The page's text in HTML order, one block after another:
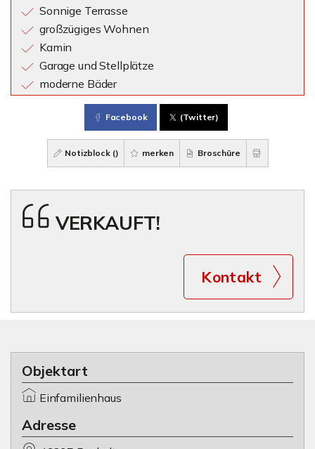
Sonnige Terrasse
großzügiges Wohnen
Kamin
Garage und Stellplätze
moderne Bäder
Facebook (Twitter)
Notizblock () merken Broschüre
VERKAUFT!
Kontakt
Objektart
Einfamilienhaus
Adresse